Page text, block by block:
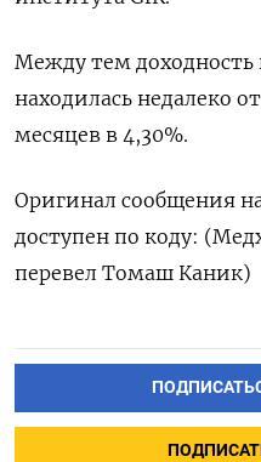
Между тем
находилась недалеко
месяцев в 4,30%.
Оригинал сообщения
доступен по коду:
перевел Томаш Каник)